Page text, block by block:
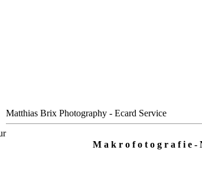
Matthias Brix Photography - Ecard Service
M a k r o f o t o g r a f i e -